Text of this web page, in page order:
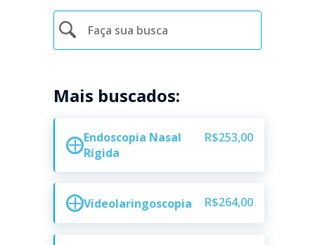
Mais buscados:
Endoscopia Nasal
Rígida
R$253,00
Videolaringoscopia R$264,00